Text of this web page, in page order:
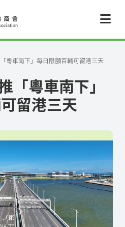
粵車南下」每日限額百輛可留港三天
「粵車南下」
留港三天